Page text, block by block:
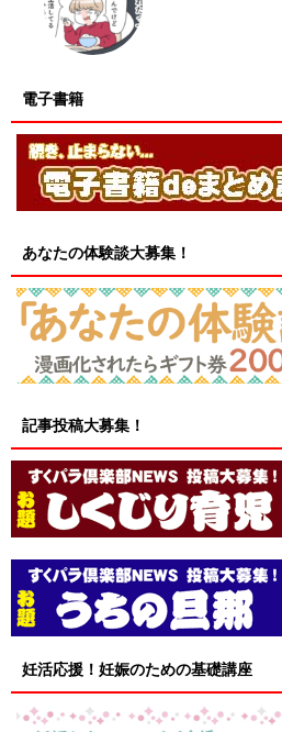
電子書籍
あなたの体験談大募集！
記事投稿大募集！
妊活応援！妊娠のための基礎講座